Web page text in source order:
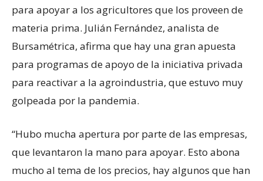
para apoyar a los agricultores que los proveen de
materia prima. Julián Fernández, analista de
Bursamétrica, afirma que hay una gran apuesta
para programas de apoyo de la iniciativa privada
para reactivar a la agroindustria, que estuvo muy
golpeada por la pandemia.
“Hubo mucha apertura por parte de las empresas,
que levantaron la mano para apoyar. Esto abona
mucho al tema de los precios, hay algunos que han